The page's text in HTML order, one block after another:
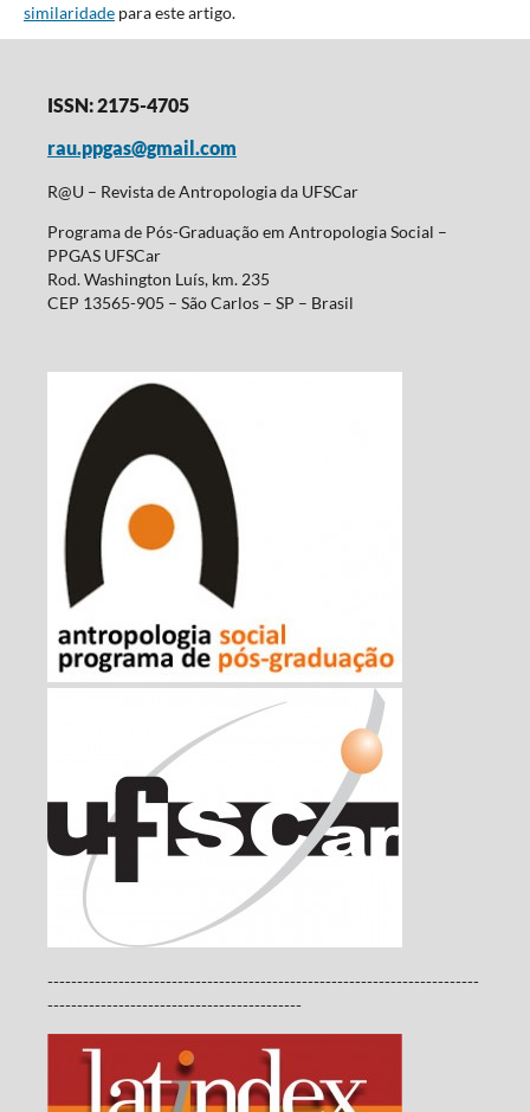
similaridadepara este artigo.
ISSN: 2175-4705
rau.ppgas@gmail.com
R@U – Revista de Antropologia da UFSCar
Programa de Pós-Graduação em Antropologia Social –
PPGAS UFSCar
Rod. Washington Luís, km. 235
CEP 13565-905 – São Carlos – SP – Brasil
-------------------------------------------------------------------------
-------------------------------------------